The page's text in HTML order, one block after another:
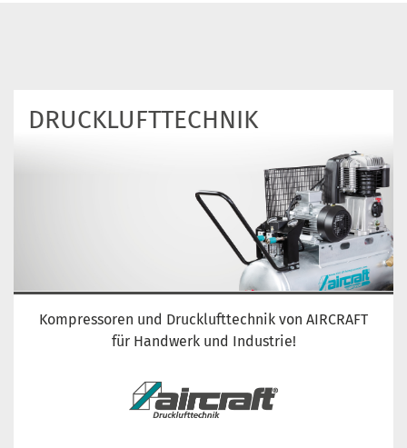
DRUCKLUFT­TECHNIK
Kompressoren und Drucklufttechnik von AIRCRAFT
für Handwerk und Industrie!